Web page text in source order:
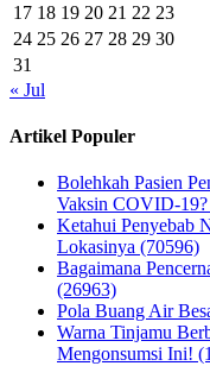
17 18 19 20 21 22 23
24 25 26 27 28 29 30
31
« Jul
Artikel Populer
Bolehkah Pasien
Vaksin COVID-
Ketahui Penyebab
Lokasinya (70596)
Bagaimana
(26963)
Pola Buang Air
Warna Tinjamu
Mengonsumsi Ini!